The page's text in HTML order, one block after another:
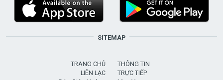
SITEMAP
TRANG CHỦ
LIÊN LẠC
THÔNG TIN
TRỰC TIẾP